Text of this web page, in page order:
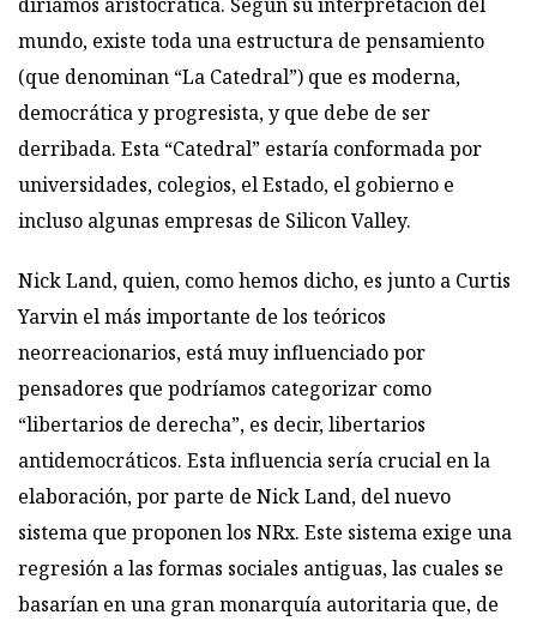
mundo, existe toda una estructura de pensamiento
(que denominan “La Catedral”) que es moderna,
democrática y progresista, y que debe de ser
derribada. Esta “Catedral” estaría conformada por
universidades, colegios, el Estado, el gobierno e
incluso algunas empresas de Silicon Valley.
Nick Land, quien, como hemos dicho, es junto a Curtis
Yarvin el más importante de los teóricos
neorreacionarios, está muy influenciado por
pensadores que podríamos categorizar como
“libertarios de derecha”, es decir, libertarios
antidemocráticos. Esta influencia sería crucial en la
elaboración, por parte de Nick Land, del nuevo
sistema que proponen los NRx. Este sistema exige una
regresión a las formas sociales antiguas, las cuales se
basarían en una gran monarquía autoritaria que, de